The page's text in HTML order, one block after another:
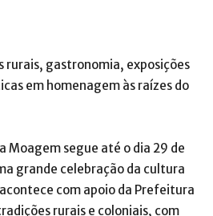
rurais, gastronomia, exposições
em homenagem às raízes do
Moagem segue até o dia 29 de
grande celebração da cultura
com apoio da Prefeitura
rurais e coloniais, com